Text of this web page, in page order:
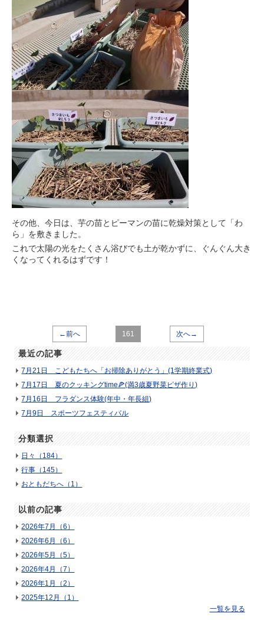
その他、今日は、芋の苗とピーマンの苗に乾燥対策として「わ
ら」を敷きました。
これで太陽の光をたくさん浴びでも土が乾かずに、ぐんぐん大き
くなってくれるはずです！
←前へ 161 次へ→
最近の記事
7月21日 こどもたちへ「お掃除ありがとう」(1学期終業式)
7月17日 夏のクッキングtime🍕(満3歳夏野菜ピザ作り)
7月16日 フラダンス体験(年中・年長組)
7月9日 スポーツフェスティバル
分類選択
日々（184）
行事（145）
おともだちへ（1）
以前の記事
2026年7月（6）
2026年6月（6）
2026年5月（5）
2026年4月（7）
2026年1月（2）
2025年12月（1）
一覧を見る